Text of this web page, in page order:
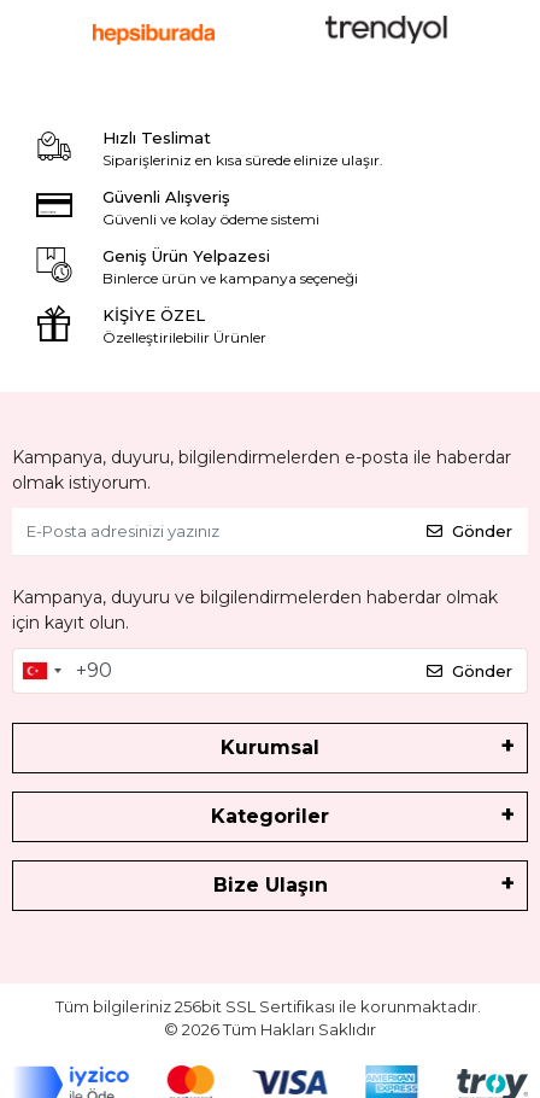
Hızlı Teslimat
Siparişleriniz en kısa sürede elinize ulaşır.
Güvenli Alışveriş
Güvenli ve kolay ödeme sistemi
Geniş Ürün Yelpazesi
Binlerce ürün ve kampanya seçeneği
KİŞİYE ÖZEL
Özelleştirilebilir Ürünler
Kampanya, duyuru, bilgilendirmelerden e-posta ile haberdar
olmak istiyorum.
Gönder
Kampanya, duyuru ve bilgilendirmelerden haberdar olmak
için kayıt olun.
Gönder
Kurumsal
Kategoriler
Bize Ulaşın
Tüm bilgileriniz 256bit SSL Sertifikası ile korunmaktadır.
© 2026Tüm Hakları Saklıdır